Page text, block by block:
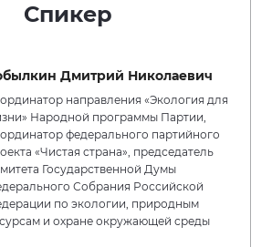
Спикер
Дмитрий Николаевич
направления «Экология для
Народной программы Партии,
федерального партийного
«Чистая страна», председатель
Государственной Думы
Собрания Российской
по экологии, природным
и охране окружающей среды